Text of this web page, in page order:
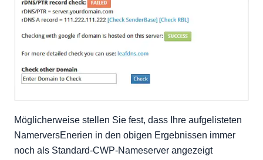
Möglicherweise stellen Sie fest, dass Ihre aufgelisteten
NamerversEnerien in den obigen Ergebnissen immer
noch als Standard-CWP-Nameserver angezeigt